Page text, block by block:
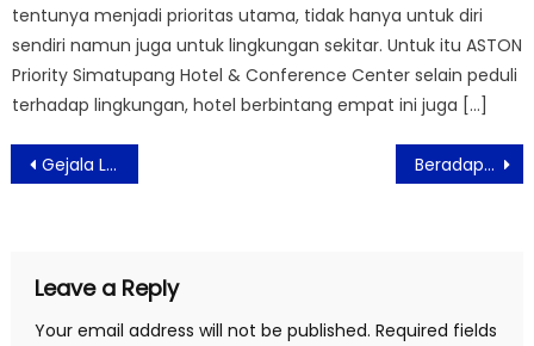
tentunya menjadi prioritas utama, tidak hanya untuk diri
sendiri namun juga untuk lingkungan sekitar. Untuk itu ASTON
Priority Simatupang Hotel & Conference Center selain peduli
terhadap lingkungan, hotel berbintang empat ini juga […]
Post
navigation
Gejala Lonjakan Gula Darah Tinggi Di Pagi Hari Beradaptasi Dengan Trend Industri Masa Pandemi
Leave a Reply
Your email address will not be published. Required fields